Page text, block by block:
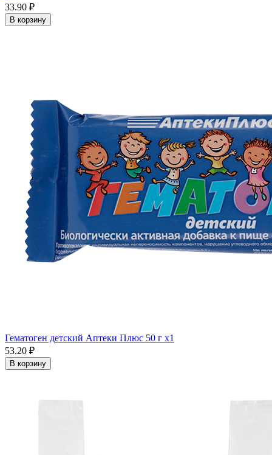
33.90 ₽
В корзину
Гематоген детский Аптеки Плюс 50 г x1
53.20 ₽
В корзину